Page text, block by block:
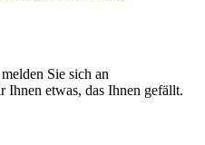
Sie sich an
etwas, das Ihnen gefällt.